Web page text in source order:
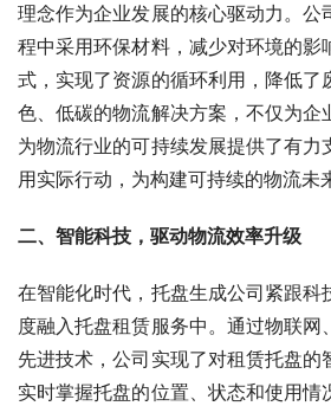
理念作为企业发展的核心驱动力。公
程中采用环保材料，减少对环境的影
式，实现了资源的循环利用，降低了
色、低碳的物流解决方案，不仅为企
为物流行业的可持续发展提供了有力
用实际行动，为构建可持续的物流未
二、智能科技，驱动物流效率升级
在智能化时代，托盘生成公司紧跟科
度融入托盘租赁服务中。通过物联网
先进技术，公司实现了对租赁托盘的
实时掌握托盘的位置、状态和使用情